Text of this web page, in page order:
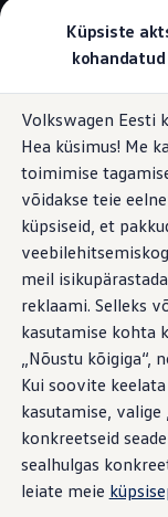
Küpsiste
Volkswagen Eesti
Hea küsimus! Me
toimimise
võidakse teie
küpsiseid, et
meil
reklaami. Selleks
kasutamise kohta
„Nõustu kõigiga“,
Kui soovite
kasutamise, valige
konkreetseid
sealhulgas
leiate meie
põhisisu
juurde
jaluse
juurde
Valige oma
Mudelid
Uus
Volkswagen
Pakkumised ja
Garantii
Tasuta
Tiguani
Elektriautod ja
Ära iial
ID.